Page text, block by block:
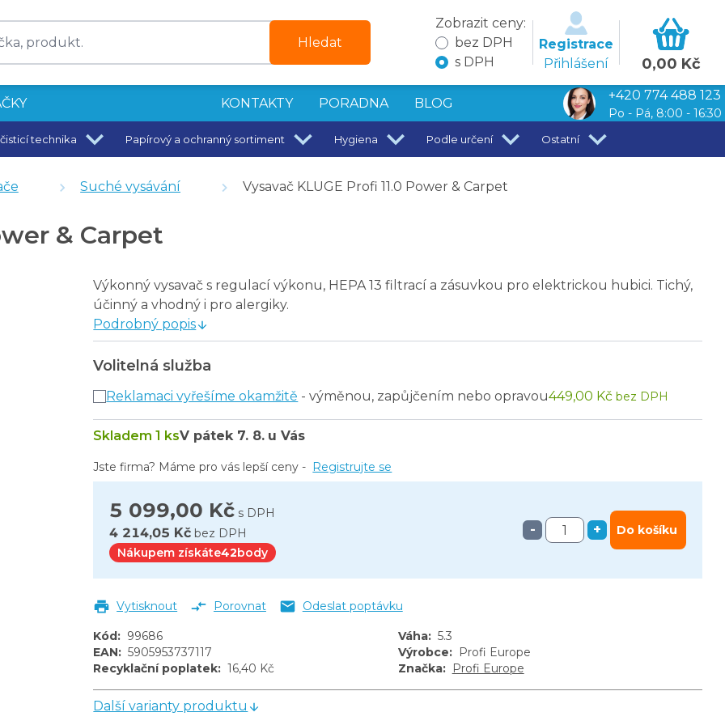
Hledat
Zobrazit ceny:
bez DPH
s DPH
Registrace
Přihlášení
0,00 Kč
KONTAKTY PORADNA BLOG
+420 774 488 123
Po - Pá, 8:00 - 16:30
technika Papírový a ochranný sortiment Hygiena Podle určení Ostatní
Suché vysávání Vysavač KLUGE Profi 11.0 Power & Carpet
& Carpet
Výkonný vysavač s regulací výkonu, HEPA 13 filtrací a zásuvkou pro elektrickou hubici. Tichý,
účinný a vhodný i pro alergiky.
Podrobný popis
5 099,00 Kč s DPH
4 214,05 Kč bez DPH
Nákupem získáte42body
- + Do košíku
Skladem 1 ksV pátek 7. 8. u Vás
Volitelná služba
Reklamaci vyřešíme okamžitě - výměnou, zapůjčením nebo opravou449,00 Kč bez DPH
Jste firma? Máme pro vás lepší ceny - Registrujte se
Vytisknout Porovnat Odeslat poptávku
Kód: 99686 Váha: 5.3
EAN: 5905953737117 Výrobce: Profi Europe
Recyklační poplatek: 16,40 Kč Značka: Profi Europe
Další varianty produktu